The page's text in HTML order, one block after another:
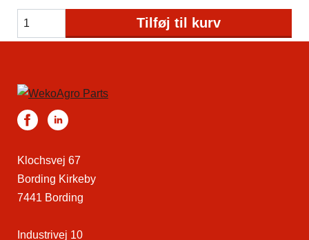
Tilføj til kurv
Klochsvej 67
Bording Kirkeby
7441 Bording
Industrivej 10